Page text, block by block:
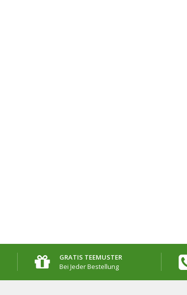
GRATIS TEEMUSTER
Bei Jeder Bestellung